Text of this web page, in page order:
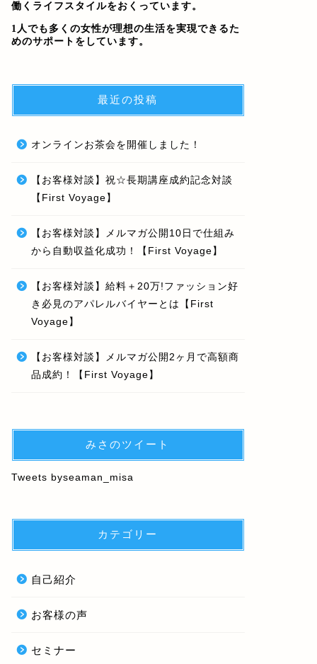
働くライフスタイルをおくっています。
1人でも多くの女性が理想の生活を実現できるた
めのサポートをしています。
最近の投稿
オンラインお茶会を開催しました！
【お客様対談】祝☆長期講座成約記念対談
【First Voyage】
【お客様対談】メルマガ公開10日で仕組み
から自動収益化成功！【First Voyage】
【お客様対談】給料＋20万!ファッション好
き必見のアパレルバイヤーとは【First
Voyage】
【お客様対談】メルマガ公開2ヶ月で高額商
品成約！【First Voyage】
みさのツイート
Tweets byseaman_misa
カテゴリー
自己紹介
お客様の声
セミナー